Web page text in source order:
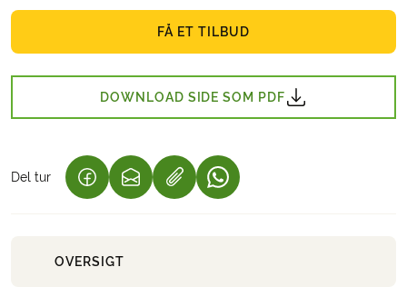
FÅ ET TILBUD
DOWNLOAD SIDE SOM PDF
Del tur (LINK ÅBNER I NY FANE)
(LINK ÅBNER I NY FANE)(LINK ÅBNER I NY FANE)
OVERSIGT